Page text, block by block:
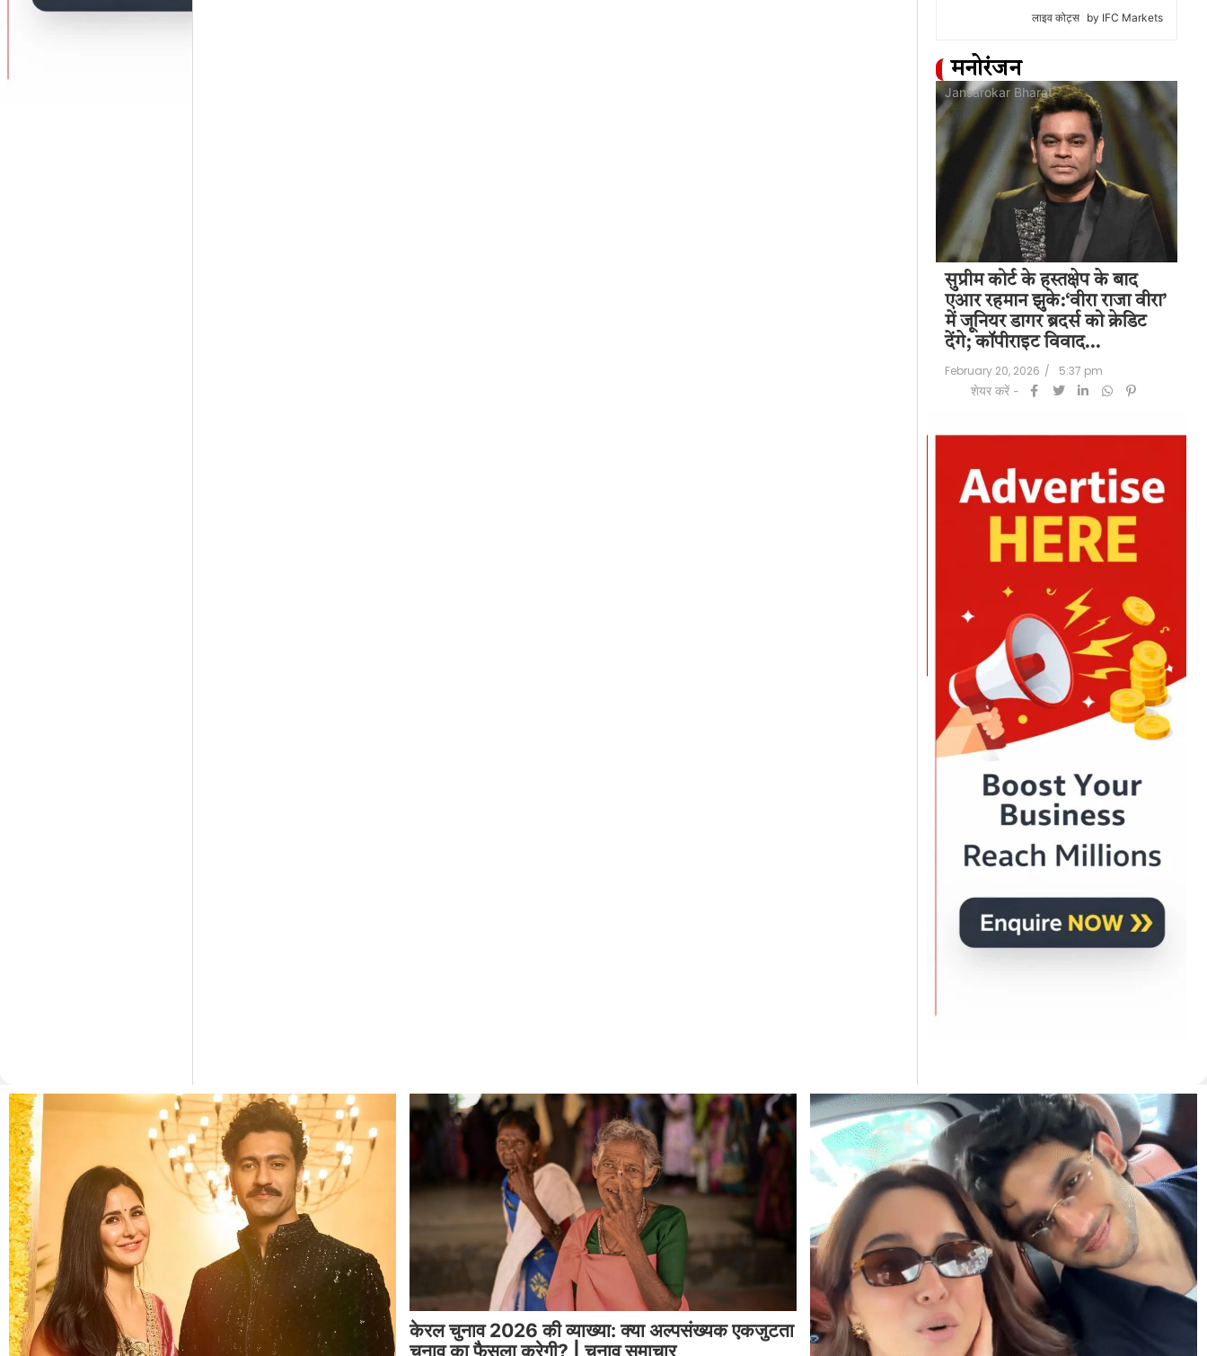
लाइव कोट्स by IFC Markets
मनोरंजन
Jansarokar Bharat
सुप्रीम कोर्ट के हस्तक्षेप के बाद
एआर रहमान झुके:‘वीरा राजा वीरा’
में जूनियर डागर ब्रदर्स को क्रेडिट
देंगे; कॉपीराइट विवाद…
February 20, 2026 /
5:37 pm
शेयर करें -
केरल चुनाव 2026 की व्याख्या: क्या अल्पसंख्यक एकजुटता
चुनाव का फैसला करेगी? | चुनाव समाचार